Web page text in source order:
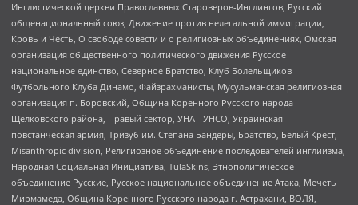
Инглистической церкви Православных Староверов-Инглингов, Русский
общенациональный союз, Движение против нелегальной иммиграции,
Кровь и Честь, О свободе совести и о религиозных объединениях, Омская
организация общественного политического движения Русское
национальное единство, Северное Братство, Клуб Болельщиков
Футбольного Клуба Динамо, Файзрахманисты, Мусульманская религиозная
организация п. Боровский, Община Коренного Русского народа
Щелковского района, Правый сектор, УНА - УНСО, Украинская
повстанческая армия, Тризуб им. Степана Бандеры, Братство, Белый Крест,
Misanthropic division, Религиозное объединение последователей инглиизма,
Народная Социальная Инициатива, TulaSkins, Этнополитическое
объединение Русские, Русское национальное объединение Атака, Мечеть
Мирмамеда, Община Коренного Русского народа г. Астрахани, ВОЛЯ,